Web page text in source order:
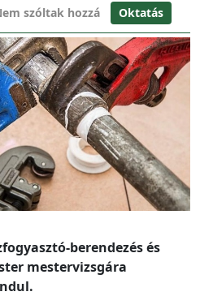
szóltak hozzá Oktatás
berendezés és
mestervizsgára